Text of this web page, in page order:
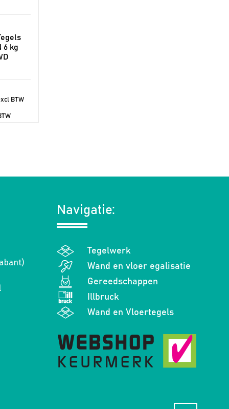
6 kg
BTW
Navigatie:
Tegelwerk
Wand en vloer egalisatie
Gereedschappen
Illbruck
Wand en Vloertegels